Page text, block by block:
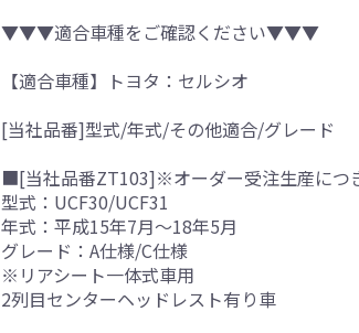
▼▼▼適合車種をご確認ください▼▼▼
【適合車種】トヨタ：セルシオ
[当社品番]型式/年式/その他適合/グレード
■[当社品番ZT103]※オーダー受注生産につ
型式：UCF30/UCF31
年式：平成15年7月～18年5月
グレード：A仕様/C仕様
※リアシート一体式車用
2列目センターヘッドレスト有り車